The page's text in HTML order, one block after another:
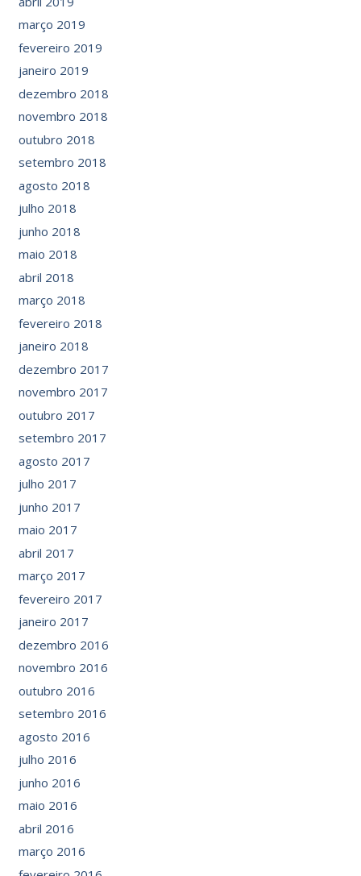
março 2019
fevereiro 2019
janeiro 2019
dezembro 2018
novembro 2018
outubro 2018
setembro 2018
agosto 2018
julho 2018
junho 2018
maio 2018
abril 2018
março 2018
fevereiro 2018
janeiro 2018
dezembro 2017
novembro 2017
outubro 2017
setembro 2017
agosto 2017
julho 2017
junho 2017
maio 2017
abril 2017
março 2017
fevereiro 2017
janeiro 2017
dezembro 2016
novembro 2016
outubro 2016
setembro 2016
agosto 2016
julho 2016
junho 2016
maio 2016
abril 2016
março 2016